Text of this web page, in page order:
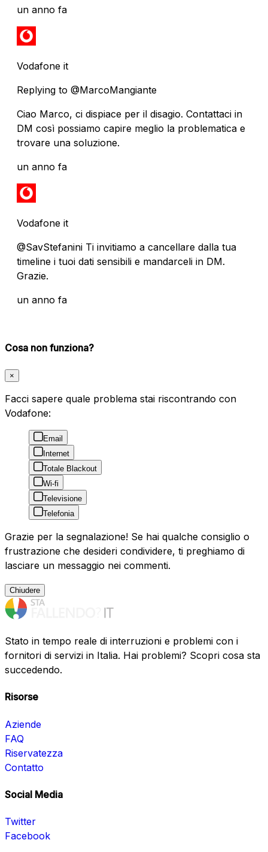
un anno fa
Vodafone it
Replying to @MarcoMangiante
Ciao Marco, ci dispiace per il disagio. Contattaci in
DM così possiamo capire meglio la problematica e
trovare una soluzione.
un anno fa
Vodafone it
@SavStefanini Ti invitiamo a cancellare dalla tua
timeline i tuoi dati sensibili e mandarceli in DM.
Grazie.
un anno fa
Cosa non funziona?
×
Facci sapere quale problema stai riscontrando con
Vodafone:
Email
Internet
Totale Blackout
Wi-fi
Televisione
Telefonia
Grazie per la segnalazione! Se hai qualche consiglio o
frustrazione che desideri condividere, ti preghiamo di
lasciare un messaggio nei commenti.
Chiudere
Stato in tempo reale di interruzioni e problemi con i
fornitori di servizi in Italia. Hai problemi? Scopri cosa sta
succedendo.
Risorse
Aziende
FAQ
Riservatezza
Contatto
Social Media
Twitter
Facebook